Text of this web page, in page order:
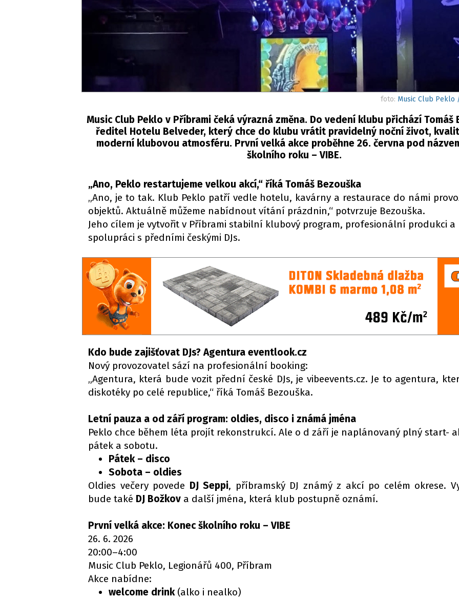
foto: Music Club Peklo
Music Club Peklo v Příbrami čeká výrazná změna. Do vedení klubu přichází Tomáš
ředitel Hotelu Belveder, který chce do klubu vrátit pravidelný noční život,
moderní klubovou atmosféru. První velká akce proběhne 26. června pod
školního roku – VIBE.
„Ano, Peklo restartujeme velkou akcí,“ říká Tomáš Bezouška
„Ano, je to tak. Klub Peklo patří vedle hotelu, kavárny a restaurace do námi
objektů. Aktuálně můžeme nabídnout vítání prázdnin,“ potvrzuje Bezouška.
Jeho cílem je vytvořit v Příbrami stabilní klubový program, profesionální produkci a
spolupráci s předními českými DJs.
Kdo bude zajišťovat DJs? Agentura eventlook.cz
Nový provozovatel sází na profesionální booking:
„Agentura, která bude vozit přední české DJs, je vibeevents.cz. Je to agentura,
diskotéky po celé republice,“ říká Tomáš Bezouška.
Letní pauza a od září program: oldies, disco i známá jména
Peklo chce během léta projít rekonstrukcí. Ale o d září je naplánovaný plný start-
pátek a sobotu.
Pátek – disco
Sobota – oldies
Oldies večery povede DJ Seppi, příbramský DJ známý z akcí po celém okrese.
bude také DJ Božkov a další jména, která klub postupně oznámí.
První velká akce: Konec školního roku – VIBE
26. 6. 2026
20:00–4:00
Music Club Peklo, Legionářů 400, Příbram
Akce nabídne:
welcome drink(alko i nealko)